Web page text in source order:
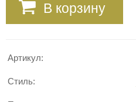
В корзину
Артикул:
Стиль: